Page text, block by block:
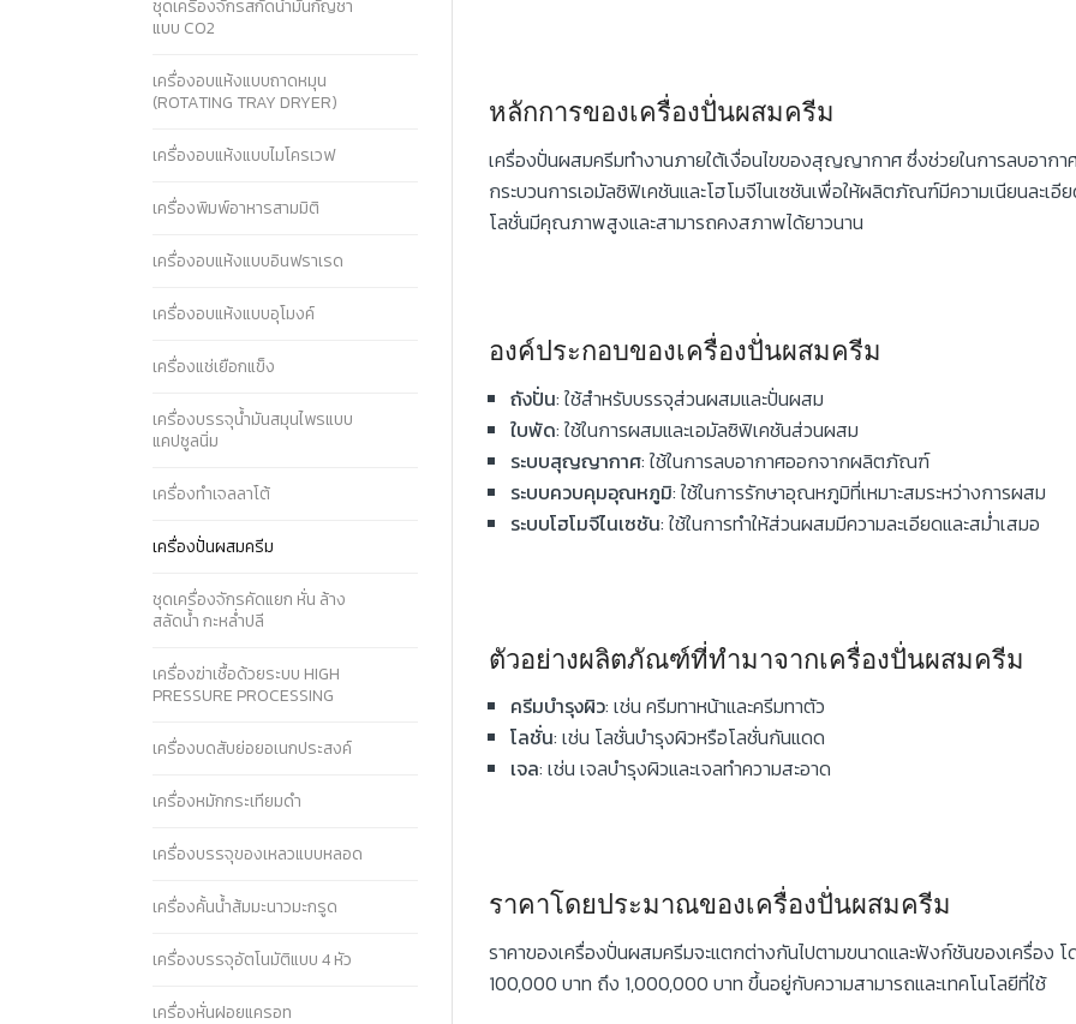
หลักการของเครื่องปั่นผสมครีม
เครื่องปั่นผสมครีมทำงานภายใต้เงื่อนไขของสุญญากาศ ซึ่งช่วยในการลบอา
กระบวนการเอมัลซิฟิเคชันและโฮโมจีไนเซชันเพื่อให้ผลิตภัณฑ์มีความเนียนละเอี
โลชั่นมีคุณภาพสูงและสามารถคงสภาพได้ยาวนาน
องค์ประกอบของเครื่องปั่นผสมครีม
ถังปั่น: ใช้สำหรับบรรจุส่วนผสมและปั่นผสม
ใบพัด: ใช้ในการผสมและเอมัลซิฟิเคชันส่วนผสม
ระบบสุญญากาศ: ใช้ในการลบอากาศออกจากผลิตภัณฑ์
ระบบควบคุมอุณหภูมิ: ใช้ในการรักษาอุณหภูมิที่เหมาะสมระหว่างการผสม
ระบบโฮโมจีไนเซชัน: ใช้ในการทำให้ส่วนผสมมีความละเอียดและสม่ำเสมอ
ตัวอย่างผลิตภัณฑ์ที่ทำมาจากเครื่องปั่นผสมครีม
ครีมบำรุงผิว: เช่น ครีมทาหน้าและครีมทาตัว
โลชั่น: เช่น โลชั่นบำรุงผิวหรือโลชั่นกันแดด
เจล: เช่น เจลบำรุงผิวและเจลทำความสะอาด
ราคาโดยประมาณของเครื่องปั่นผสมครีม
ราคาของเครื่องปั่นผสมครีมจะแตกต่างกันไปตามขนาดและฟังก์ชันของเครื่อง
100,000 บาท ถึง 1,000,000 บาท ขึ้นอยู่กับความสามารถและเทคโนโลยีที่ใช้
ชุดเครื่องจักรสกัดน้ำมันกัญชา
แบบ CO2
เครื่องอบแห้งแบบถาดหมุน
(ROTATING TRAY DRYER)
เครื่องอบแห้งแบบไมโครเวฟ
เครื่องพิมพ์อาหารสามมิติ
เครื่องอบแห้งแบบอินฟราเรด
เครื่องอบแห้งแบบอุโมงค์
เครื่องแช่เยือกแข็ง
เครื่องบรรจุน้ำมันสมุนไพรแบบ
แคปซูลนิ่ม
เครื่องทำเจลลาโต้
เครื่องปั่นผสมครีม
ชุดเครื่องจักรคัดแยก หั่น ล้าง
สลัดน้ำ กะหล่ำปลี
เครื่องฆ่าเชื้อด้วยระบบ HIGH
PRESSURE PROCESSING
เครื่องบดสับย่อยอเนกประสงค์
เครื่องหมักกระเทียมดำ
เครื่องบรรจุของเหลวแบบหลอด
เครื่องคั้นน้ำส้มมะนาวมะกรูด
เครื่องบรรจุอัตโนมัติแบบ 4 หัว
เครื่องหั่นฝอยแครอท